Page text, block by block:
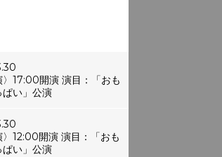
〉17:00開演 演目：「おも
ぱい」公演
〉12:00開演 演目：「おも
ぱい」公演